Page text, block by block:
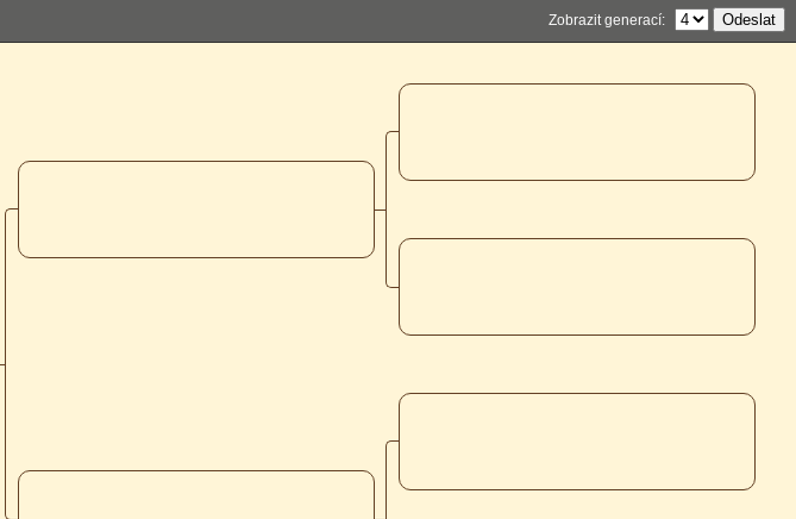
Zobrazit generací: